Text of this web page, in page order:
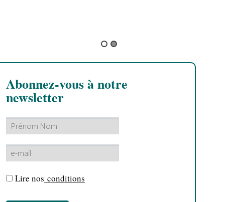
Abonnez-vous à notre
newsletter
Lire nos conditions